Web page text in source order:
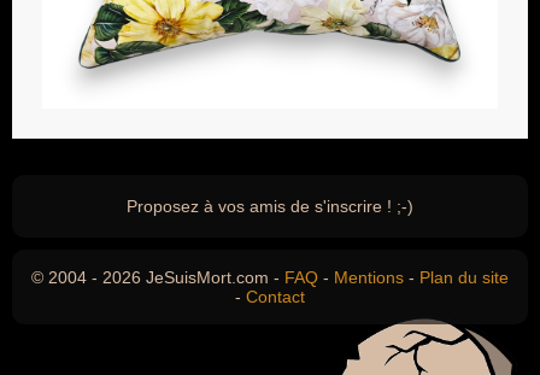
Proposez à vos amis de s'inscrire ! ;-)
© 2004 - 2026 JeSuisMort.com - FAQ - Mentions - Plan du site
- Contact